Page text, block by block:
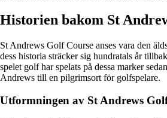
Historien bakom St
St Andrews Golf Course anses vara den
dess historia sträcker sig hundratals år
spelet golf har spelats på dessa marker
Andrews till en pilgrimsort för golfspelare.
Utformningen av St Andrews